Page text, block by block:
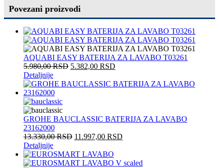
Povezani proizvodi
AQUABI EASY BATERIJA ZA LAVABO T03261
5.980,00RSD 5.382,00 RSD
Detaljnije
GROHE BAUCLASSIC BATERIJA ZA LAVABO
23162000
13.330,00RSD 11.997,00 RSD
Detaljnije